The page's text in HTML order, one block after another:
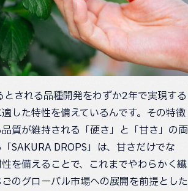
される品種開発をわずか2年で実現する
した特性を備えているんです。その特徴
質が維持される「硬さ」と「甘さ」の両
SAKURA DROPS」は、甘さだけでな
を備えることで、これまでやわらかく繊
のグローバル市場への展開を前提とした